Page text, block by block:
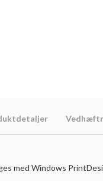
med Windows